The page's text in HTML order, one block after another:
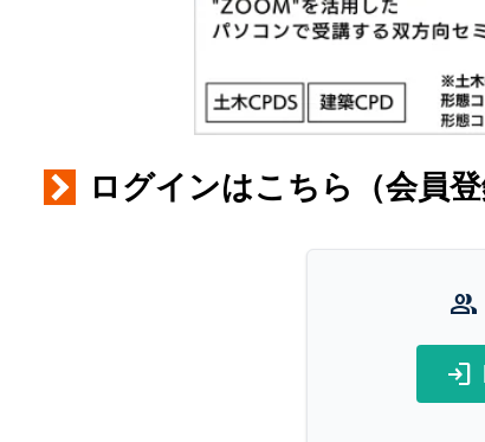
ログインはこちら（会員登
group
login